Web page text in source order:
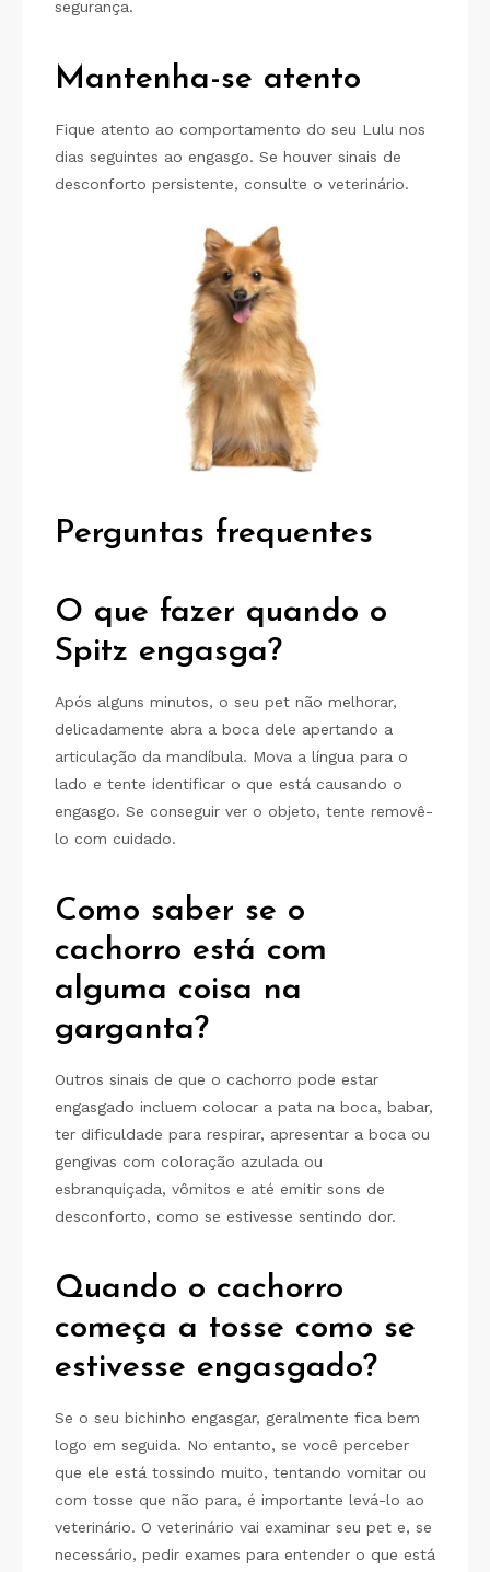
segurança.
Mantenha-se atento
Fique atento ao comportamento do seu Lulu nos
dias seguintes ao engasgo. Se houver sinais de
desconforto persistente, consulte o veterinário.
Perguntas frequentes
O que fazer quando o
Spitz engasga?
Após alguns minutos, o seu pet não melhorar,
delicadamente abra a boca dele apertando a
articulação da mandíbula. Mova a língua para o
lado e tente identificar o que está causando o
engasgo. Se conseguir ver o objeto, tente removê-
lo com cuidado.
Como saber se o
cachorro está com
alguma coisa na
garganta?
Outros sinais de que o cachorro pode estar
engasgado incluem colocar a pata na boca, babar,
ter dificuldade para respirar, apresentar a boca ou
gengivas com coloração azulada ou
esbranquiçada, vômitos e até emitir sons de
desconforto, como se estivesse sentindo dor.
Quando o cachorro
começa a tosse como se
estivesse engasgado?
Se o seu bichinho engasgar, geralmente fica bem
logo em seguida. No entanto, se você perceber
que ele está tossindo muito, tentando vomitar ou
com tosse que não para, é importante levá-lo ao
veterinário. O veterinário vai examinar seu pet e, se
necessário, pedir exames para entender o que está